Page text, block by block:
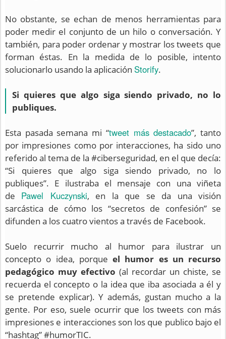
No obstante, se echan de menos herramientas para
poder medir el conjunto de un hilo o conversación. Y
también, para poder ordenar y mostrar los tweets que
forman éstas. En la medida de lo posible, intento
solucionarlo usando la aplicación Storify.
Si quieres que algo siga siendo privado, no lo
publiques.
Esta pasada semana mi “tweet más destacado”, tanto
por impresiones como por interacciones, ha sido uno
referido al tema de la #ciberseguridad, en el que decía:
“Si quieres que algo siga siendo privado, no lo
publiques”. E ilustraba el mensaje con una viñeta
de Pawel Kuczynski, en la que se da una visión
sarcástica de cómo los “secretos de confesión” se
difunden a los cuatro vientos a través de Facebook.
Suelo recurrir mucho al humor para ilustrar un
concepto o idea, porque el humor es un recurso
pedagógico muy efectivo (al recordar un chiste, se
recuerda el concepto o la idea que iba asociada a él y
se pretende explicar). Y además, gustan mucho a la
gente. Por eso, suele ocurrir que los tweets con más
impresiones e interacciones son los que publico bajo el
“hashtag” #humorTIC.